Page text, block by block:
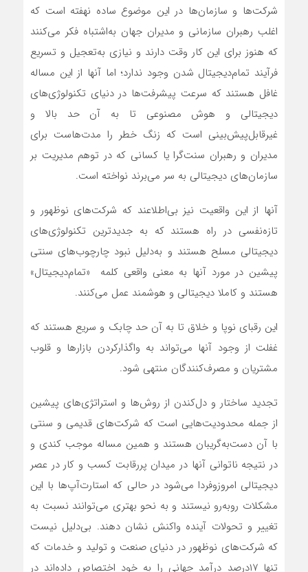
شرکت‌ها و سازمان‌ها در این موضوع ساده نهفته است که
اغلب رهبران سازمانی و مدیران جهان به‌‌‌اشتباه فکر می‌کنند
که هنوز برای این کار وقت دارند و نیازی به‌‌‌تعجیل و تسریع
فرآیند تمام‌دیجیتال شدن وجود ندارد؛ اما آنها از این مساله
غافل هستند که سرعت پیشرفت‌‌‌ها در دنیای تکنولوژی‌‌‌های
دیجیتالی و هوش مصنوعی تا به آن حد بالا و
غیرقابل‌‌‌پیش‌بینی است که زنگ خطر را مدت‌‌‌هاست برای
مدیران و رهبران سنت‌‌‌گرا یا کسانی که در توهم مدیریت بر
سازمان‌های دیجیتالی به سر می‌‌‌برند نواخته است.
آنها از این واقعیت نیز بی‌‌‌اطلاعند که شرکت‌های نوظهور و
تازه‌‌‌نفسی در راه هستند که به جدیدترین تکنولوژی‌‌‌های
دیجیتالی مسلح هستند و به‌دلیل نبود چارچوب‌‌‌های سنتی
پیشین در مورد آنها به معنی واقعی کلمه «تمام‌دیجیتال»
هستند و کاملا دیجیتالی و هوشمند عمل می‌کنند.
این رقبای نوپا و خلاق تا به آن حد چابک و سریع هستند که
غفلت از وجود آنها می‌تواند به واگذارکردن بازارها و قلوب
مشتریان و مصرف‌کنندگان منتهی شود.
تجدید ساختار و دل‌‌‌کندن از روش‌ها و استراتژی‌‌‌های پیشین
از جمله محدودیت‌هایی است که شرکت‌های قدیمی و سنتی
با آن دست‌‌‌به‌‌‌گریبان هستند و همین مساله موجب کندی و
در نتیجه ناتوانی آنها در میدان پر‌رقابت کسب و کار در عصر
دیجیتالی امروزوفردا می‌شود در حالی که استارت‌آپ‌‌‌ها با این
مشکلات روبه‌رو نیستند و به نحو بهتری می‌توانند نسبت به
تغییر و تحولات آینده واکنش نشان دهند. بی‌‌‌دلیل نیست
که شرکت‌های نوظهور در دنیای صنعت و تولید و خدمات که
تنها ۱۷‌درصد درآمد جهانی را به خود اختصاص داده‌‌‌اند در